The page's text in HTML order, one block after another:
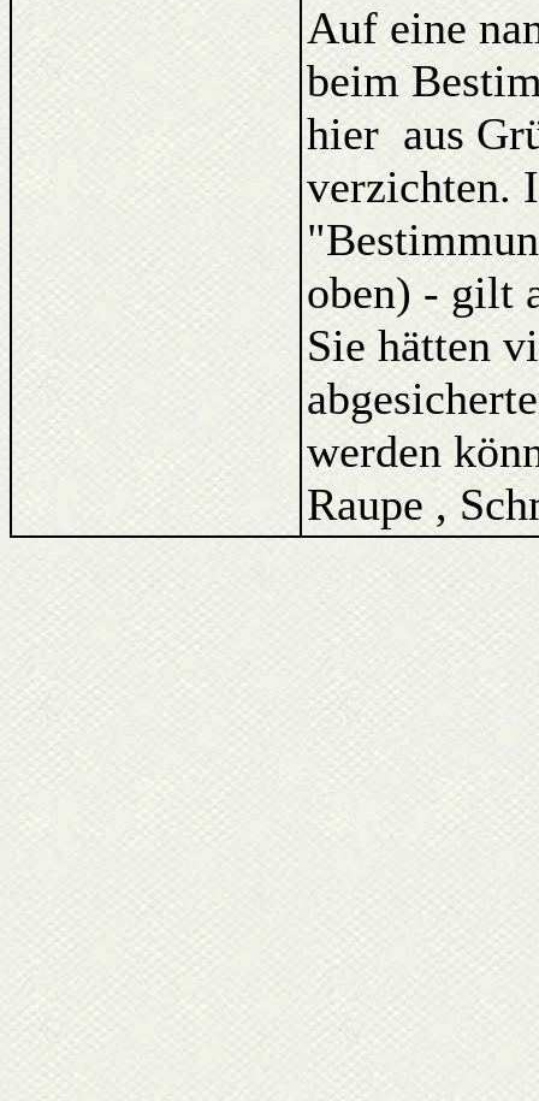
Auf eine
beim
hier aus
verzichten.
oben) - gilt
Sie hätten
werden
Raupe ,